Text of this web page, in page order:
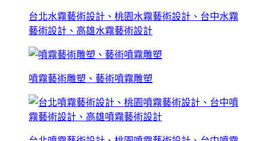
台北水霧藝術設計、桃園水霧藝術設計、台中水霧
藝術設計、高雄水霧藝術設計
噴霧藝術雕塑、藝術噴霧雕塑